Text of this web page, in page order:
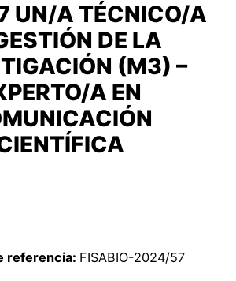
UN/A TÉCNICO/A
DE LA
(M3) –
A EN
referencia: FISABIO-2024/57